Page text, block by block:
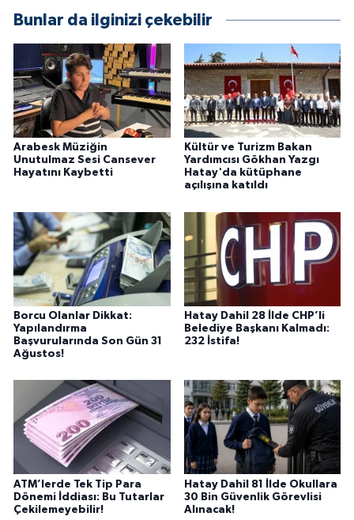
Bunlar da ilginizi çekebilir
Arabesk Müziğin
Unutulmaz Sesi Cansever
Hayatını Kaybetti
Kültür ve Turizm Bakan
Yardımcısı Gökhan Yazgı
Hatay'da kütüphane
açılışına katıldı
Borcu Olanlar Dikkat:
Yapılandırma
Başvurularında Son Gün 31
Ağustos!
Hatay Dahil 28 İlde CHP’li
Belediye Başkanı Kalmadı:
232 İstifa!
ATM’lerde Tek Tip Para
Dönemi İddiası: Bu Tutarlar
Çekilemeyebilir!
Hatay Dahil 81 İlde Okullara
30 Bin Güvenlik Görevlisi
Alınacak!